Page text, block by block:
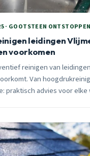
· GOOTSTEEN
leidingen
voorkomen
reinigen van
Van
praktisch advies voor elke